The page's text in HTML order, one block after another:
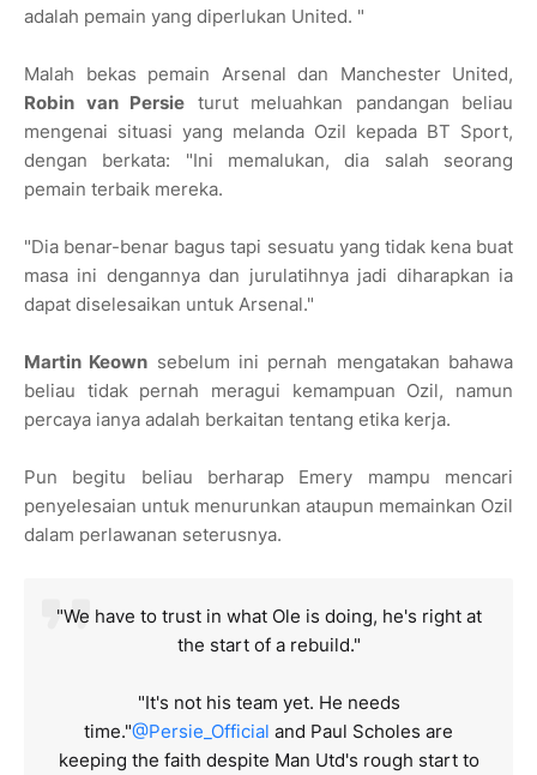
adalah pemain yang diperlukan United. "
Malah bekas pemain Arsenal dan Manchester United,
Robin van Persie turut meluahkan pandangan beliau
mengenai situasi yang melanda Ozil kepada BT Sport,
dengan berkata: "Ini memalukan, dia salah seorang
pemain terbaik mereka.
"Dia benar-benar bagus tapi sesuatu yang tidak kena buat
masa ini dengannya dan jurulatihnya jadi diharapkan ia
dapat diselesaikan untuk Arsenal."
Martin Keown sebelum ini pernah mengatakan bahawa
beliau tidak pernah meragui kemampuan Ozil, namun
percaya ianya adalah berkaitan tentang etika kerja.
Pun begitu beliau berharap Emery mampu mencari
penyelesaian untuk menurunkan ataupun memainkan Ozil
dalam perlawanan seterusnya.
"We have to trust in what Ole is doing, he's right at
the start of a rebuild."
"It's not his team yet. He needs
time."@Persie_Official and Paul Scholes are
keeping the faith despite Man Utd's rough start to